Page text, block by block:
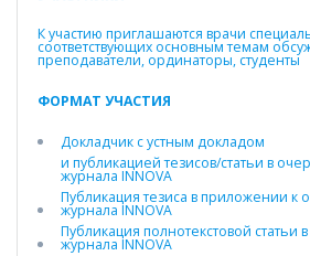
К участию приглашаются врачи
соответствующих основным темам
преподаватели, ординаторы, студенты
ФОРМАТ УЧАСТИЯ
Докладчик с устным докладом
и публикацией тезисов/статьи в
журнала INNOVA
Публикация тезиса в приложении к
журнала INNOVA
Публикация полнотекстовой статьи
журнала INNOVA